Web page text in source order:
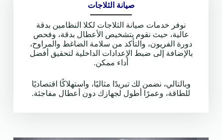
صيانة الثلاجات
نوفر خدمات صيانة الثلاجات لكلا النظامين بدقة
عالية، حيث نقوم بتشخيص الأعطال بدقة، وفحص
دورة الفريون، والتأكد من سلامة الضاغط والمراوح،
بالإضافة إلى ضبط الإعدادات الداخلية لتحقيق أفضل
أداء ممكن.
وبالتالي، نضمن لك تبريدًا مثاليًا، واستهلاكًا اقتصاديًا
للطاقة، وعمرًا أطول لجهازك دون أعطال مفاجئة.